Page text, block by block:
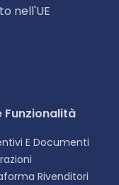
nell'UE
Funzionalità
E Documenti
Rivenditori